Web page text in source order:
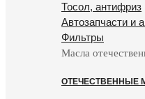
Тосол, антифриз
Автозапчасти и
Фильтры
Масла
ОТЕЧЕСТВЕННЫЕ